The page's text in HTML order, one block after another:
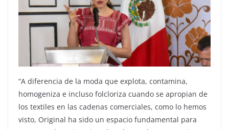
“A diferencia de la moda que explota, contamina,
homogeniza e incluso folcloriza cuando se apropian de
los textiles en las cadenas comerciales, como lo hemos
visto, Original ha sido un espacio fundamental para